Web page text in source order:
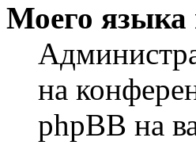
Моего языка
на
phpBB на